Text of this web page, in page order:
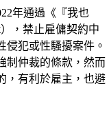
年通過《『我也
，禁止雇傭契約中
侵犯或性騷擾案件。
制仲裁的條款，然而
，有利於雇主，也避